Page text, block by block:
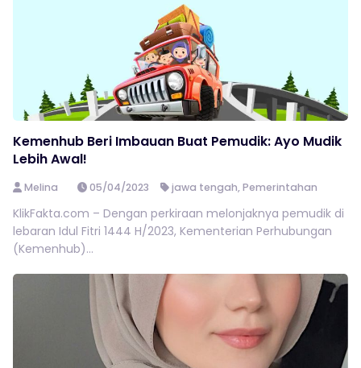
Kemenhub Beri Imbauan Buat Pemudik: Ayo Mudik
Lebih Awal!
Melina 05/04/2023 jawa tengah,Pemerintahan
KlikFakta.com – Dengan perkiraan melonjaknya pemudik di
lebaran Idul Fitri 1444 H/2023, Kementerian Perhubungan
(Kemenhub)...